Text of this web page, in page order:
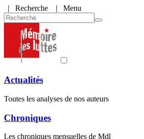
| Recherche | Menu
Actualités
Toutes les analyses de nos auteurs
Chroniques
Les chroniques mensuelles de Mdl